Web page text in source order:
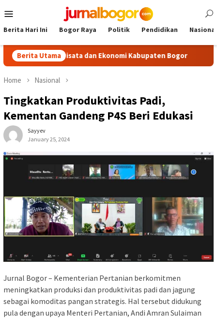
to
Menu
Berita Hari Ini Bogor Raya Politik Pendidikan Nasional
Berita Utama
Pariwisata dan Ekonomi Kabupaten Bogor Tour
Home Nasional
Tingkatkan Produktivitas Padi,
Kementan Gandeng P4S Beri Edukasi
Sayyev
January 25, 2024
Jurnal Bogor – Kementerian Pertanian berkomitmen
meningkatkan produksi dan produktivitas padi dan jagung
sebagai komoditas pangan strategis. Hal tersebut didukung
pula dengan upaya Menteri Pertanian, Andi Amran Sulaiman